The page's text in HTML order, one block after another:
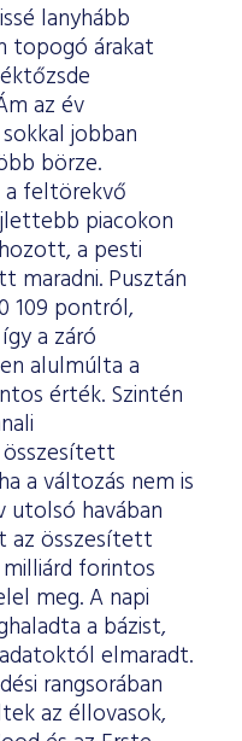
lanyhább
topogó árakat
az év
jobban
börze.
a feltörekvő
piacokon
a pesti
maradni. Pusztán
109 pontról,
a záró
alulmúlta a
érték. Szintén
összesített
a változás nem is
havában
az összesített
forintos
meg. A napi
a bázist,
elmaradt.
rangsorában
az éllovasok,